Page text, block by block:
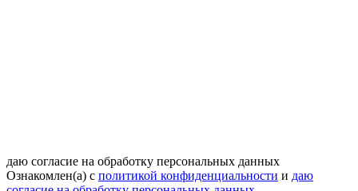
даю согласие на обработку персональных данных
Ознакомлен(а) с политикой конфиденциальности и даю